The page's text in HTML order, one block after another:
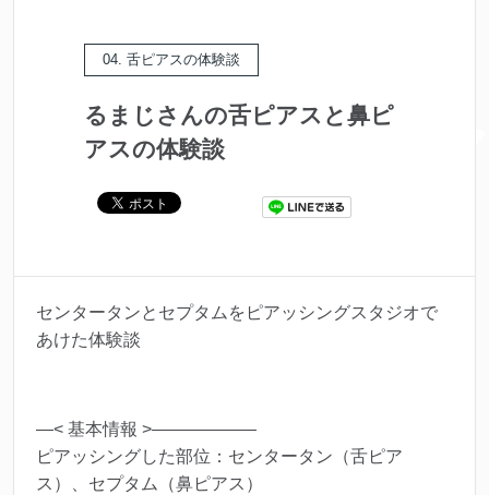
04. 舌ピアスの体験談
るまじさんの舌ピアスと鼻ピ
アスの体験談
センタータンとセプタムをピアッシングスタジオで
あけた体験談
—< 基本情報 >——————
ピアッシングした部位：センタータン（舌ピア
ス）、セプタム（鼻ピアス）